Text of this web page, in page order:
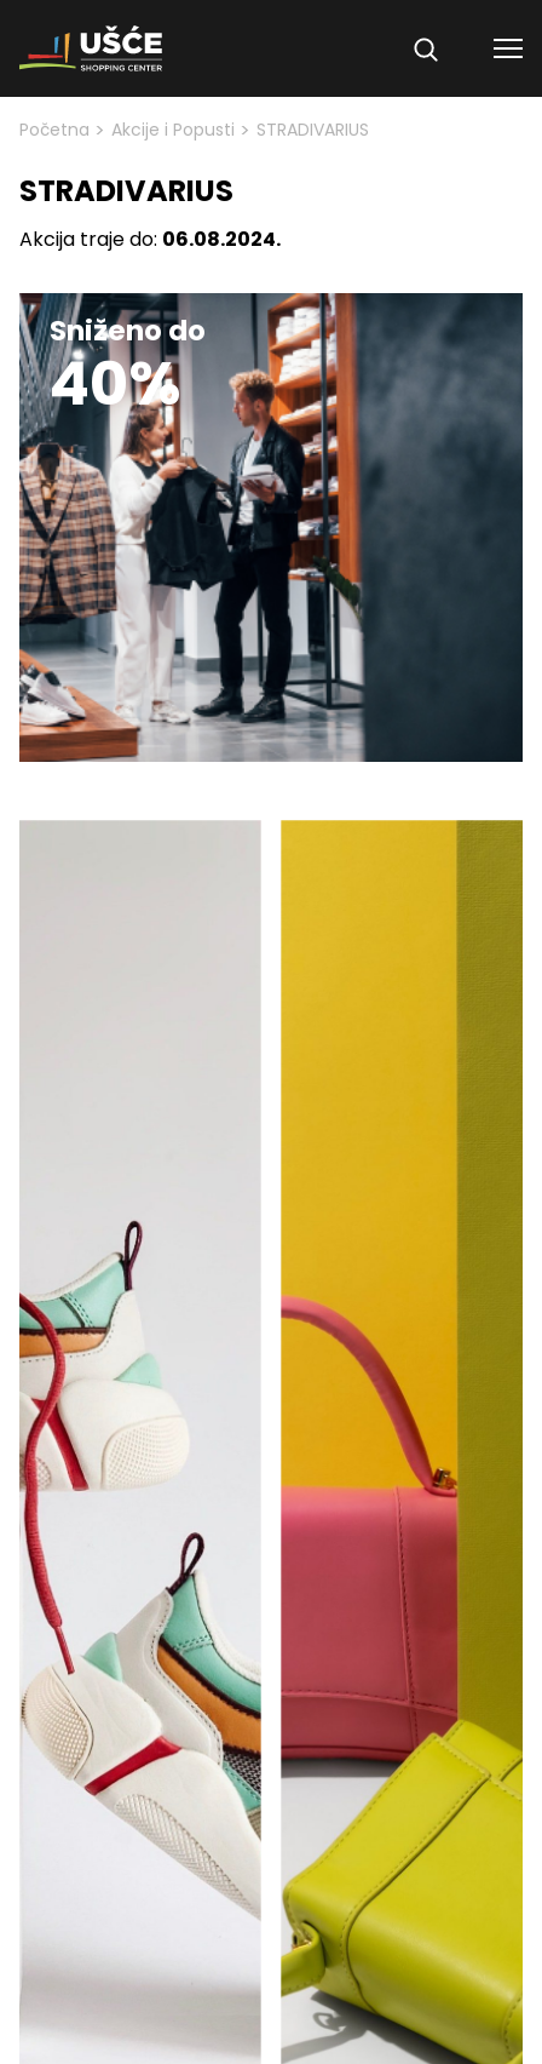
Skip to content
Početna > Akcije i Popusti > STRADIVARIUS
STRADIVARIUS
Akcija traje do: 06.08.2024.
Sniženo do
40%